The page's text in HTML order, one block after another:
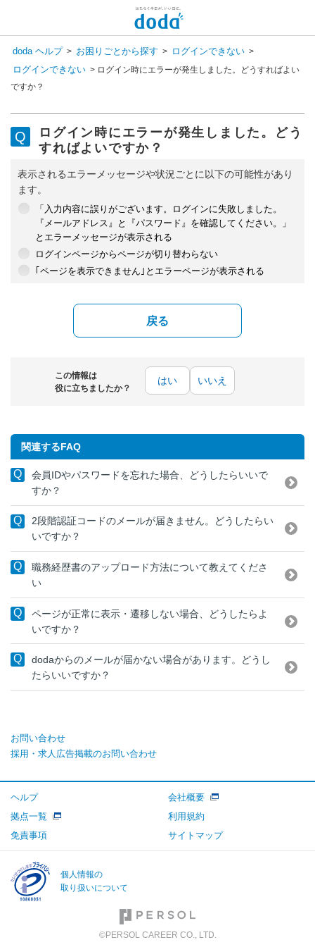
doda ヘルプ > お困りごとから探す > ログインできない >
ログインできない > ログイン時にエラーが発生しました。どうすればよい
ですか？
ログイン時にエラーが発生しました。どう
すればよいですか？
表示されるエラーメッセージや状況ごとに以下の可能性があり
ます。
「入力内容に誤りがございます。ログインに失敗しました。
『メールアドレス』と『パスワード』を確認してください。」
とエラーメッセージが表示される
ログインページからページが切り替わらない
｢ページを表示できません｣とエラーページが表示される
戻る
この情報は
役に立ちましたか？
はい いいえ
関連するFAQ
会員IDやパスワードを忘れた場合、どうしたらいいで
すか？
2段階認証コードのメールが届きません。どうしたらい
いですか？
職務経歴書のアップロード方法について教えてくださ
い
ページが正常に表示・遷移しない場合、どうしたらよ
いですか？
dodaからのメールが届かない場合があります。どうし
たらいいですか？
お問い合わせ
採用・求人広告掲載のお問い合わせ
ヘルプ
会社概要
拠点一覧
利用規約
免責事項
サイトマップ
個人情報の
取り扱いについて
©PERSOL CAREER CO., LTD.